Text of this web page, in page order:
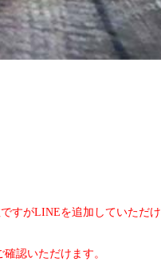
すがLINEを追加していただけ
認いただけます。